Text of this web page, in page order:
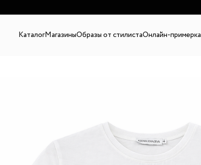
КаталогМагазиныОбразы от стилистаОнлайн-примерка